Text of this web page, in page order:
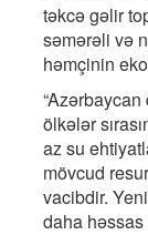
təkcə gəlir
səmərəli və
həmçinin
“Azərbaycan
ölkələr
az su
mövcud
vacibdir.
daha